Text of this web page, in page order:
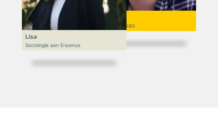
Niek
VWO 6, N&T/N&G
Lisa
Sociologie aan Erasmus